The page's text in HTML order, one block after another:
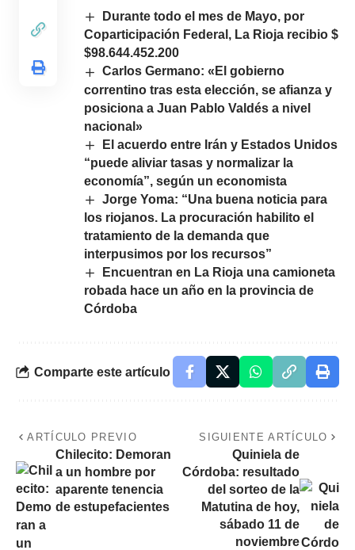
Durante todo el mes de Mayo, por
Coparticipación Federal, La Rioja recibio $
$98.644.452.200
Carlos Germano: «El gobierno
correntino tras esta elección, se afianza y
posiciona a Juan Pablo Valdés a nivel
nacional»
El acuerdo entre Irán y Estados Unidos
“puede aliviar tasas y normalizar la
economía”, según un economista
Jorge Yoma: “Una buena noticia para
los riojanos. La procuración habilito el
tratamiento de la demanda que
interpusimos por los recursos”
Encuentran en La Rioja una camioneta
robada hace un año en la provincia de
Córdoba
Comparte este artículo
ARTÍCULO PREVIO
Chilecito: Demoran
a un hombre por
aparente tenencia
de estupefacientes
SIGUIENTE ARTÍCULO
Quiniela de
Córdoba: resultado
del sorteo de la
Matutina de hoy,
sábado 11 de
noviembre